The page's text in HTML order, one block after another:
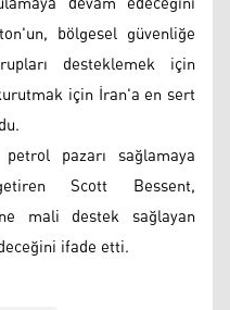
bölgesel güvenliğe
desteklemek için
için İran'a en sert
pazarı sağlamaya
Scott Bessent,
mali destek sağlayan
ifade etti.